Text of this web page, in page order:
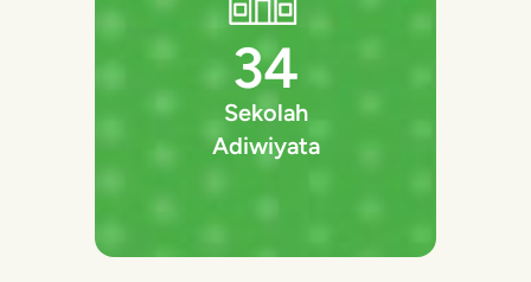
34
Sekolah
Adiwiyata